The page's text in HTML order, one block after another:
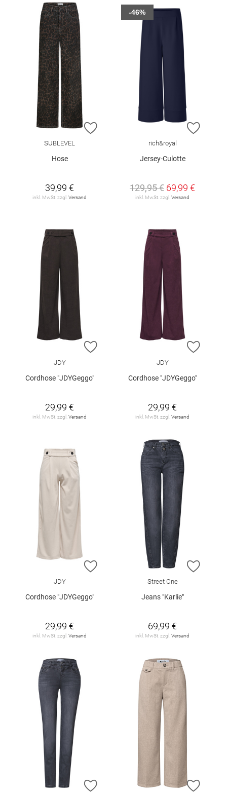
ZUR WUNSCHLISTE HINZUFÜGEN
SUBLEVEL
Hose
39,99 €
inkl. MwSt. zzgl. Versand
ZUR
rich&royal
Jersey-Culotte
129,95 € 69,99 €
inkl. MwSt. zzgl. Versand
-46%
ZUR WUNSCHLISTE HINZUFÜGEN
JDY
Cordhose "JDYGeggo"
29,99 €
inkl. MwSt. zzgl. Versand
ZUR
JDY
Cordhose "JDYGeggo"
29,99 €
inkl. MwSt. zzgl. Versand
ZUR WUNSCHLISTE HINZUFÜGEN
JDY
Cordhose "JDYGeggo"
29,99 €
inkl. MwSt. zzgl.Versand
ZUR
Street One
Jeans "Karlie"
69,99 €
inkl. MwSt. zzgl.Versand
ZUR WUNSCHLISTE HINZUFÜGEN
ZUR